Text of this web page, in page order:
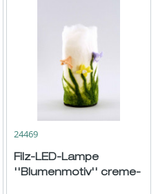
24469
Filz-LED-Lampe
''Blumenmotiv'' creme-